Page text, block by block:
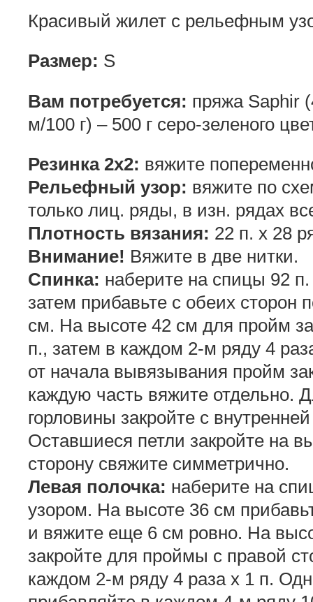
Красивый жилет с рельефным
Размер: S
Вам потребуется: пряжа Saphir
м/100 г) – 500 г серо-зеленого
Резинка 2х2: вяжите
Рельефный узор: вяжите по
только лиц. ряды, в изн. рядах
Плотность вязания: 22 п. х 28
Внимание! Вяжите в две нитки.
Спинка: наберите на спицы 92
затем прибавьте с обеих сторон
см. На высоте 42 см для пройм
п., затем в каждом 2-м ряду 4
от начала вывязывания пройм
каждую часть вяжите отдельно.
горловины закройте с
Оставшиеся петли закройте на
сторону свяжите симметрично.
Левая полочка: наберите на
узором. На высоте 36 см
и вяжите еще 6 см ровно. На
закройте для проймы с правой
каждом 2-м ряду 4 раза х 1 п.